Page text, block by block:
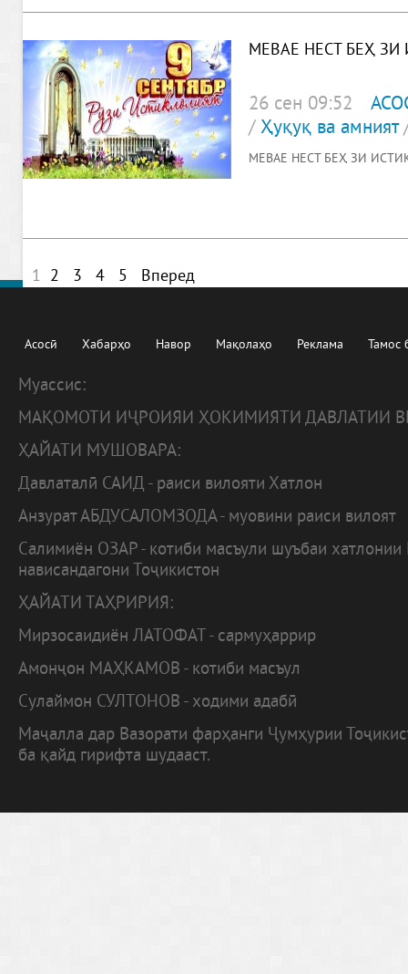
МЕВАЕ НЕСТ БЕҲ ЗИ
26 сен 09:52
/Ҳуқуқ ва амният
МЕВАЕ НЕСТ БЕҲ ЗИ
1 2 3 4 5 Вперед
Асосӣ Хабарҳо Навор Мақолаҳо Реклама Тамос
Муассис:
МАҚОМОТИ ИҶРОИЯИ ҲОКИМИЯТИ ДАВЛАТИИ
ҲАЙАТИ МУШОВАРА:
Давлаталӣ САИД - раиси вилояти Хатлон
Анзурат АБДУСАЛОМЗОДА - муовини раиси вилоят
Салимиён ОЗАР - котиби масъули шуъбаи
нависандагони Тоҷикистон
ҲАЙАТИ ТАҲРИРИЯ:
Мирзосаидиён ЛАТОФАТ - сармуҳаррир
Амонҷон МАҲКАМОВ - котиби масъул
Сулаймон СУЛТОНОВ - ходими адабӣ
Маҷалла дар Вазорати фарҳанги Ҷумҳурии
ба қайд гирифта шудааст.